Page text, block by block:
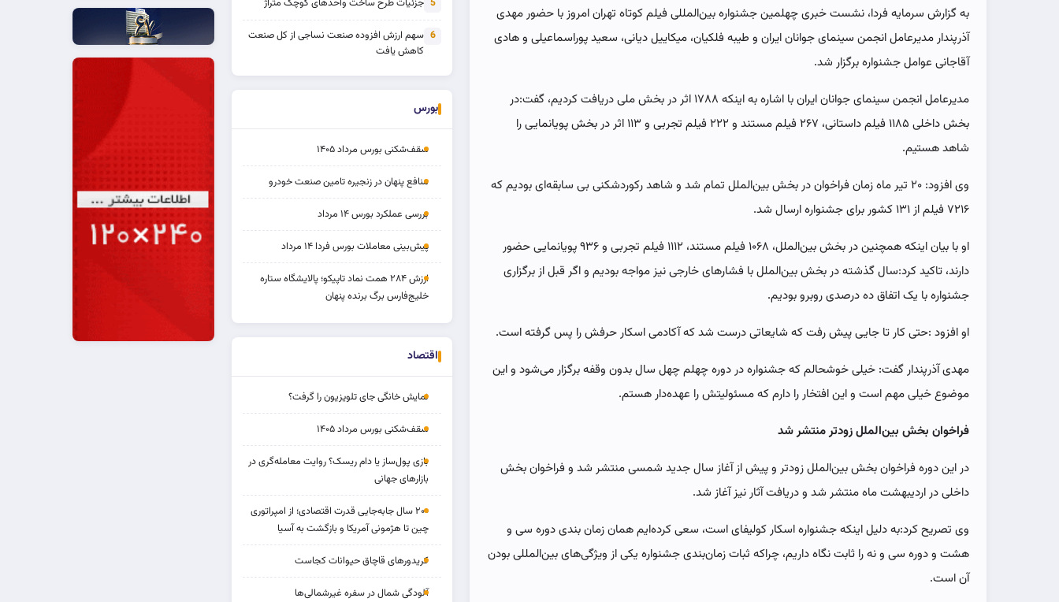
به گزارش سرمایه فردا، نشست خبری چهلمین جشنواره بین‌المللی فیلم کوتاه تهران امروز با حضور مهدی
آذرپندار مدیرعامل انجمن سینمای جوانان ایران و طیبه فلکیان، میکاییل دیانی، سعید پوراسماعیلی و هادی
آقاجانی عوامل جشنواره برگزار شد.
مدیرعامل انجمن سینمای جوانان ایران با اشاره به اینکه ۱۷۸۸ اثر در بخش ملی دریافت کردیم، گفت:در
بخش داخلی ۱۱۸۵ فیلم داستانی، ۲۶۷ فیلم مستند و ۲۲۲ فیلم تجربی و ۱۱۳ اثر در بخش پویانمایی را
شاهد هستیم.
وی افزود: ۲۰ تیر ماه زمان فراخوان در بخش بین‌الملل تمام شد و شاهد رکوردشکنی بی سابقه‌ای بودیم که
۷۲۱۶ فیلم از ۱۳۱ کشور برای جشنواره ارسال شد.
او با بیان اینکه همچنین در بخش بین‌الملل، ۱۰۶۸ فیلم مستند، ۱۱۱۲ فیلم تجربی و ۹۳۶ پویانمایی حضور
دارند، تاکید کرد:سال گذشته در بخش بین‌الملل با فشارهای خارجی نیز مواجه بودیم و اگر قبل از برگزاری
جشنواره با یک اتفاق ده درصدی روبرو بودیم.
او افزود :حتی کار تا جایی پیش رفت که شایعاتی درست شد که آکادمی اسکار حرفش را پس گرفته است.
مهدی آذرپندار گفت: خیلی خوشحالم که جشنواره در دوره چهلم چهل سال بدون وقفه برگزار می‌شود و این
موضوع خیلی مهم است و این افتخار را دارم که مسئولیتش را عهده‌دار هستم.
فراخوان بخش بین‌الملل زودتر منتشر شد
در این دوره فراخوان بخش بین‌الملل زودتر و پیش از آغاز سال جدید شمسی منتشر شد و فراخوان بخش
داخلی در اردیبهشت ماه منتشر شد و دریافت آثار نیز آغاز شد.
وی تصریح کرد:به دلیل اینکه جشنواره اسکار کولیفای است، سعی کرده‌ایم همان زمان بندی دوره سی و
هشت و دوره سی و نه را ثابت نگاه داریم، چراکه ثبات زمان‌بندی جشنواره یکی از ویژگی‌های بین‌المللی بودن
آن است.
5
6 سهم ارزش افزوده صنعت نساجی از کل صنعت
کاهش یافت
بورس
سقف‌شکنی بورس مرداد ۱۴۰۵
منافع پنهان در زنجیره تامین صنعت خودرو
بررسی عملکرد بورس ۱۴ مرداد
پیش‌بینی معاملات بورس فردا ۱۴ مرداد
ارزش ۲۸۴ همت نماد تاپیکو؛ پالایشگاه ستاره
خلیج‌فارس برگ برنده پنهان
اقتصاد
نمایش خانگی جای تلویزیون را گرفت؟
سقف‌شکنی بورس مرداد ۱۴۰۵
بازی پول‌ساز یا دام ریسک؟ روایت معامله‌گری در
بازارهای جهانی
۲۰۰ سال جابه‌جایی قدرت اقتصادی؛ از امپراتوری
چین تا هژمونی آمریکا و بازگشت به آسیا
کریدورهای قاچاق حیوانات کجاست
آلودگی شمال در سفره غیرشمالی‌ها